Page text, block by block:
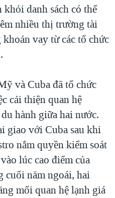
khỏi danh sách có thể
nhiều thị trường tài
vay từ các tổ chức
và Cuba đã tổ chức
cải thiện quan hệ
hành giữa hai nước.
giao với Cuba sau khi
nắm quyền kiểm soát
lúc cao điểm của
cuối năm ngoái, hai
mối quan hệ lạnh giá